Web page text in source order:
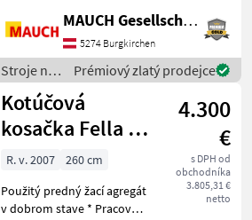
Klappung - Abstellstütze -
Dreipunktanbau - Gewicht:
570 kg Das Gerät ist in Bu
MAUCH Gesellschaft m.b.H. & Co.KG
5274 Burgkirchen
Stroje na
zber
objemových
krmív /
Fella
Prémiový zlatý prodejce
Kotúčová
kosačka Fella SM
260 FP-S s
bočným
posunom
4.300
€
s DPH od
obchodníka
3.805,31 €
netto
R. v. 2007
260 cm
Použitý predný žací agregát
v dobrom stave * Pracovná